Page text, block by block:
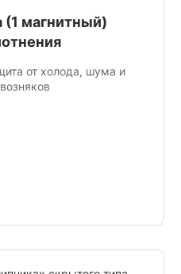
(1 магнитный)
от холода, шума и